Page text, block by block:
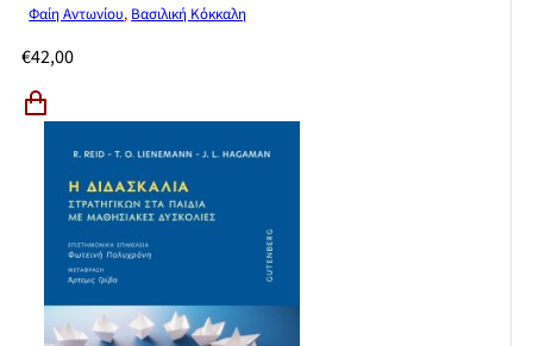
Φαίη Αντωνίου, Βασιλική Κόκκαλη
€42,00